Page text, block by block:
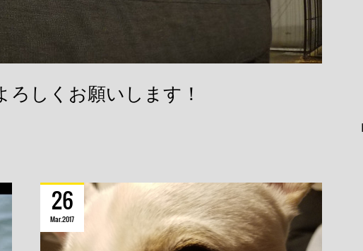
しくお願いします！
26
Mar2017